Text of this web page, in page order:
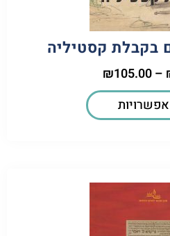
בקבלת קסטיליה
–
₪105.00